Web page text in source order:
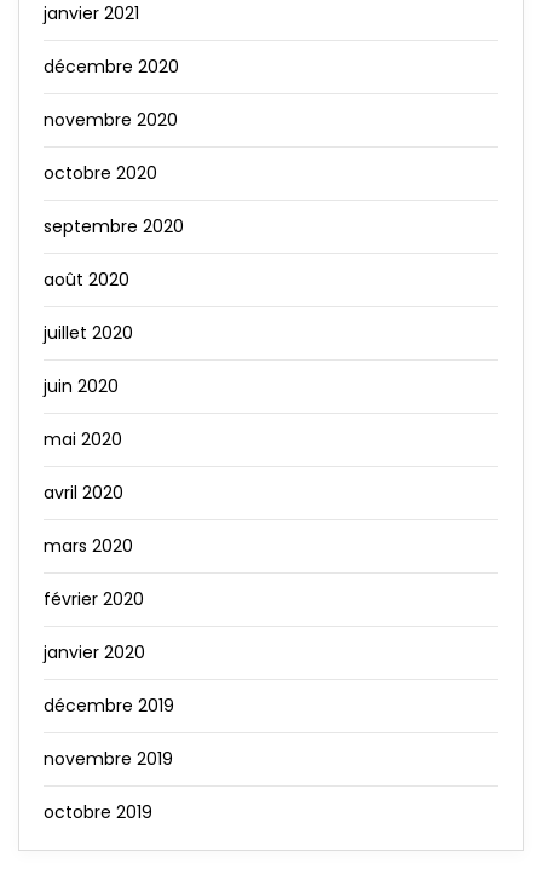
janvier 2021
décembre 2020
novembre 2020
octobre 2020
septembre 2020
août 2020
juillet 2020
juin 2020
mai 2020
avril 2020
mars 2020
février 2020
janvier 2020
décembre 2019
novembre 2019
octobre 2019